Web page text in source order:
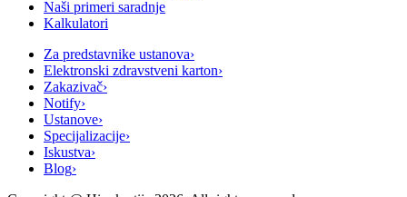
Naši primeri saradnje
Kalkulatori
Za predstavnike ustanova›
Elektronski zdravstveni karton›
Zakazivač›
Notify›
Ustanove›
Specijalizacije›
Iskustva›
Blog›